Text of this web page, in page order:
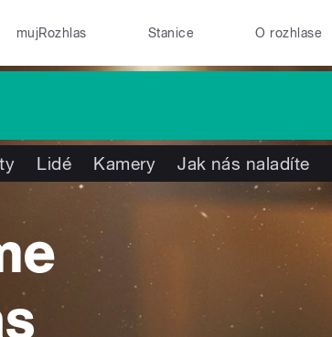
mujRozhlas Stanice O rozhlase
Lidé Kamery Jak nás naladíte